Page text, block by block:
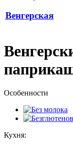
Венгерская
Особенности
Кухня: